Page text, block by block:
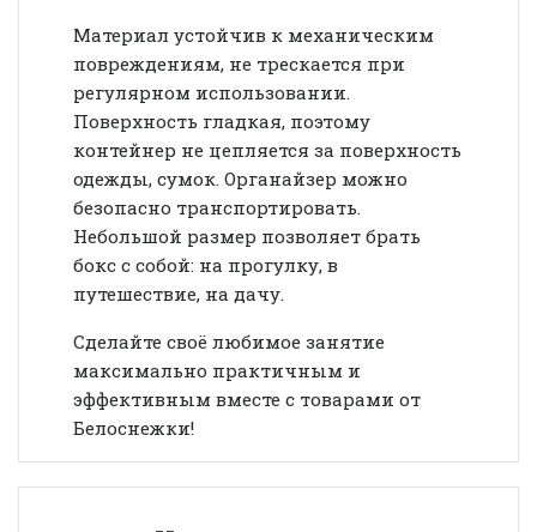
Материал устойчив к механическим
повреждениям, не трескается при
регулярном использовании.
Поверхность гладкая, поэтому
контейнер не цепляется за поверхность
одежды, сумок. Органайзер можно
безопасно транспортировать.
Небольшой размер позволяет брать
бокс с собой: на прогулку, в
путешествие, на дачу.
Сделайте своё любимое занятие
максимально практичным и
эффективным вместе с товарами от
Белоснежки!